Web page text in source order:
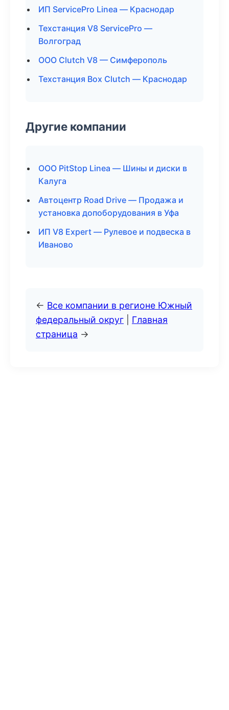
ИП ServicePro Linea — Краснодар
Техстанция V8 ServicePro —
Волгоград
ООО Clutch V8 — Симферополь
Техстанция Box Clutch — Краснодар
Другие компании
ООО PitStop Linea — Шины и диски в
Калуга
Автоцентр Road Drive — Продажа и
установка допоборудования в Уфа
ИП V8 Expert — Рулевое и подвеска в
Иваново
← Все компании в регионе Южный
федеральный округ
Главная
страница →